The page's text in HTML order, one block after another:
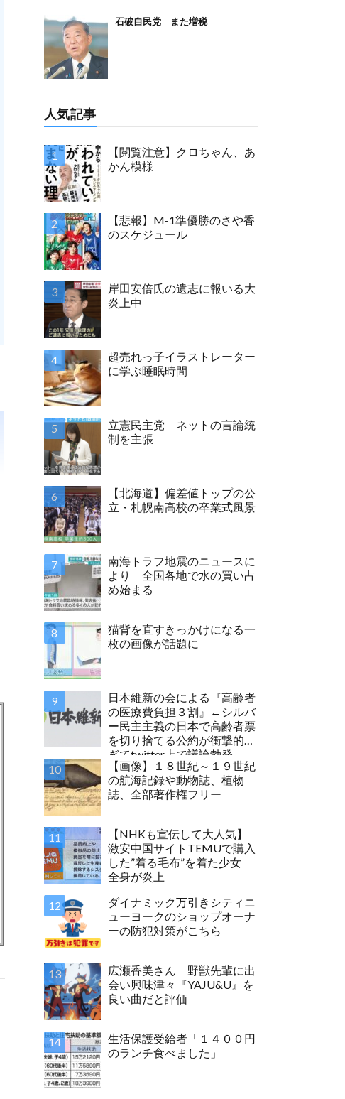
石破自民党 また増税
人気記事
【閲覧注意】クロちゃん、あ
かん模様
【悲報】M-1準優勝のさや香
のスケジュール
岸田安倍氏の遺志に報いる大
炎上中
超売れっ子イラストレーター
に学ぶ睡眠時間
立憲民主党 ネットの言論統
制を主張
【北海道】偏差値トップの公
立・札幌南高校の卒業式風景
南海トラフ地震のニュースに
より 全国各地で水の買い占
め始まる
猫背を直すきっかけになる一
枚の画像が話題に
日本維新の会による『高齢者
の医療費負担３割』←シルバ
ー民主主義の日本で高齢者票
を切り捨てる公約が衝撃的す
ぎてtwitter上で議論勃発
【画像】１８世紀～１９世紀
の航海記録や動物誌、植物
誌、全部著作権フリー
【NHKも宣伝して大人気】
激安中国サイトTEMUで購入
した”着る毛布”を着た少女
全身が炎上
ダイナミック万引きシティニ
ューヨークのショップオーナ
ーの防犯対策がこちら
広瀬香美さん 野獣先輩に出
会い興味津々『YAJU&U』を
良い曲だと評価
生活保護受給者「１４００円
のランチ食べました」